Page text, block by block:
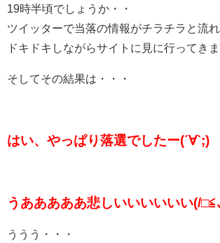
19時半頃でしょうか・・
ツイッターで当落の情報がチラチラと流
ドキドキしながらサイトに見に行ってき
そしてその結果は・・・
はい、やっぱり落選でしたー(ˊ∀`;)
うあああああ悲しいいいいいい(/□≦
ううう・・・